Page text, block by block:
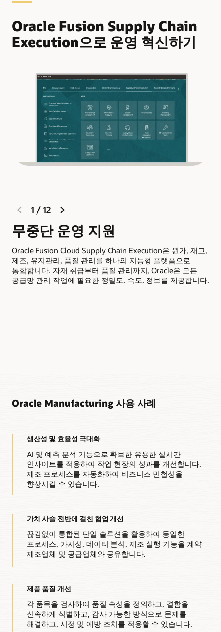
Oracle Fusion Supply Chain
Execution으로 운영 혁신하기
previous
slide
1 /12
무중단 운영 지원
Oracle Fusion Cloud Supply Chain Execution은 원가, 재고,
제조, 유지관리, 품질 관리를 하나의 지능형 플랫폼으로
통합합니다. 자재 취급부터 품질 관리까지, Oracle은 모든
공급망 관리 작업에 필요한 정밀도, 속도, 정보를 제공합니다.
Oracle Manufacturing 사용 사례
생산성 및 효율성 극대화
AI 및 예측 분석 기능으로 확보한 유용한 실시간
인사이트를 적용하여 작업 현장의 성과를 개선합니다.
제조 프로세스를 자동화하여 비즈니스 민첩성을
향상시킬 수 있습니다.
가치 사슬 전반에 걸친 협업 개선
끊김없이 통합된 단일 솔루션을 활용하여 동일한
프로세스, 가시성, 데이터 분석, 제조 실행 기능을 계약
제조업체 및 공급업체와 공유합니다.
제품 품질 개선
각 품목을 검사하여 품질 속성을 정의하고, 결함을
신속하게 식별하고, 감사 가능한 방식으로 문제를
해결하고, 시정 및 예방 조치를 적용할 수 있습니다.